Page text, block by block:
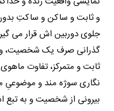
و ثابت و ساکن و ساکتِ بدون
جلوی دوربین اش قرار می
گذرانی صرف یک شخصیت،
ثابت و متمرکز، تفاوت
نگاری سوژه مند و موضوعیِ
بیرونی از شخصیت و به